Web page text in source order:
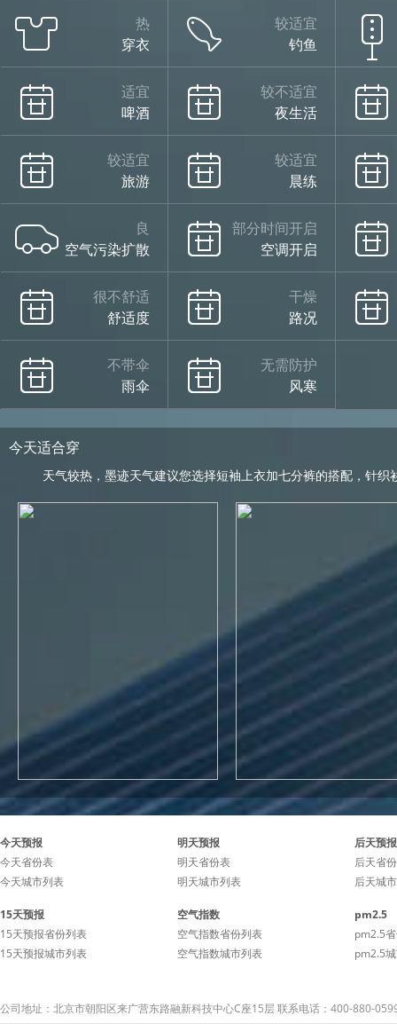
热
穿衣
较适宜
钓鱼
适宜
啤酒
较不适宜
夜生活
较适宜
旅游
较适宜
晨练
良
空气污染扩散
部分时间开启
空调开启
很不舒适
舒适度
干燥
路况
不带伞
雨伞
无需防护
风寒
今天适合穿
天气较热，墨迹天气建议您选择短袖上衣加七分裤的搭配，针织
今天预报
今天省份表
今天城市列表
明天预报
明天省份表
明天城市列表
后天预报
后天省
后天城
15天预报
15天预报省份列表
15天预报城市列表
空气指数
空气指数省份列表
空气指数城市列表
pm2.5
pm2.5
pm2.5
公司地址：北京市朝阳区来广营东路融新科技中心C座15层 联系电话：400-880-